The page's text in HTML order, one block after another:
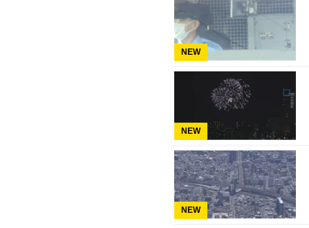
NEW
NEW
NEW